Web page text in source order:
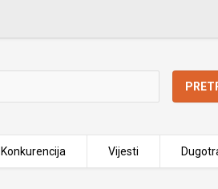
Konkurencija Vijesti